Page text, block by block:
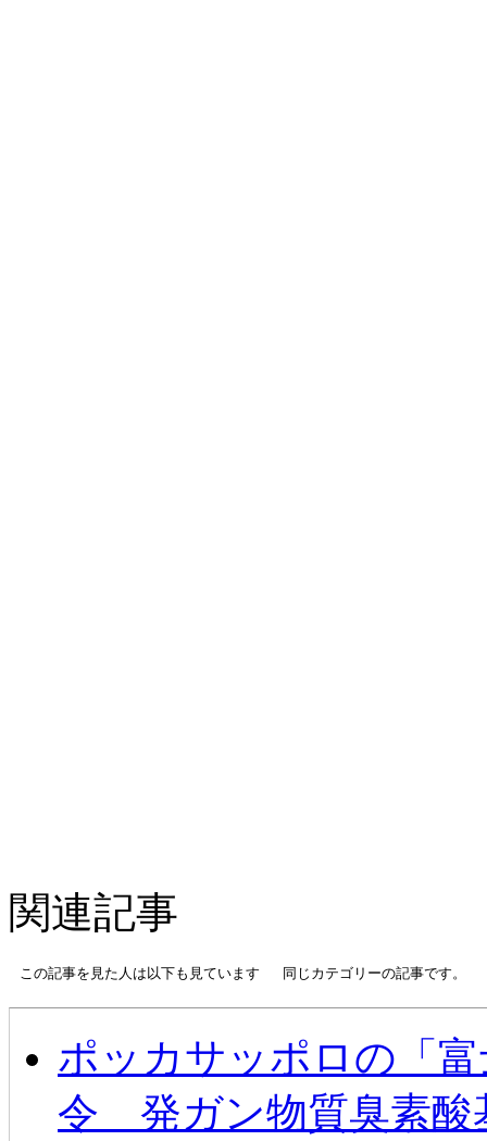
関連記事
この記事を見た人は以下も見ています 同じカテゴリーの記事です。
ポッカサッポロの「
令 発ガン物質臭素酸